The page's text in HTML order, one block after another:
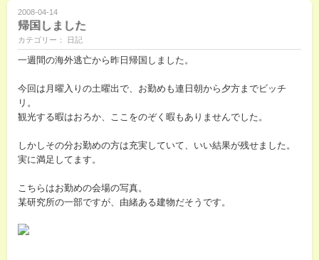
2008-04-14
帰国しました
カテゴリー： 日記
一週間の海外逃亡から昨日帰国しました。
今回は月曜入りの土曜出で、お勤めも連日朝から夕方までビッチ
リ。
観光する暇はおろか、ここをのぞく暇もありませんでした。
しかしその分お勤めの方は充実していて、いい結果が残せました。
実に満足してます。
こちらはお勤めの会場の写真。
某研究所の一部ですが、由緒ある建物だそうです。